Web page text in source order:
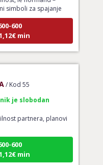
600
min
je slobodan
partnera, planovi
600
min